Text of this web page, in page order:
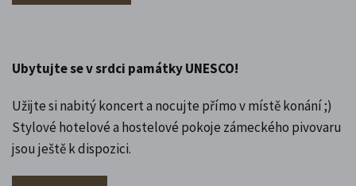
Ubytujte se v srdci památky UNESCO!
Užijte si nabitý koncert a nocujte přímo v místě konání ;)
Stylové hotelové a hostelové pokoje zámeckého pivovaru
jsou ještě k dispozici.